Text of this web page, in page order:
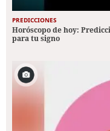
PREDICCIONES
Horóscopo de hoy:
para tu signo